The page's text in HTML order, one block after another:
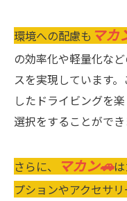
環境への配慮も マカ
の効率化や軽量化な
スを実現しています
したドライビングを
選択をすることができ
さらに、 マカン🚗
プションやアクセサリ